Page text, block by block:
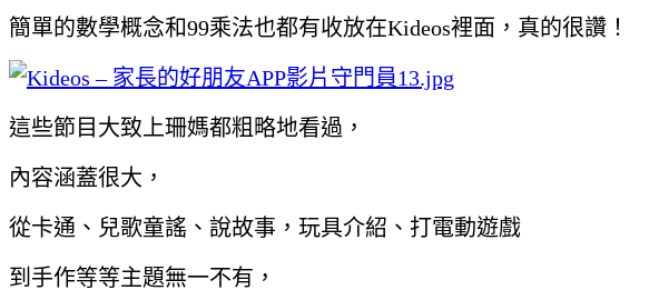
簡單的數學概念和99乘法也都有收放在Kideos裡面，真的很讚！
這些節目大致上珊媽都粗略地看過，
內容涵蓋很大，
從卡通、兒歌童謠、說故事，玩具介紹、打電動遊戲
到手作等等主題無一不有，